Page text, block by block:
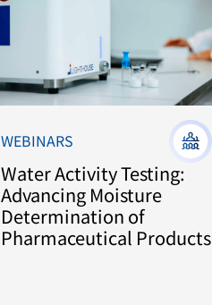
WEBINARS
Water Activity Testing:
Advancing Moisture
Determination of
Pharmaceutical Products